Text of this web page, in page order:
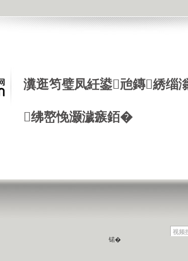
瀵逛笉璧凤紝鍙兘鏄綉缁
绋嶅悗灏濊瘯銆�
锘�